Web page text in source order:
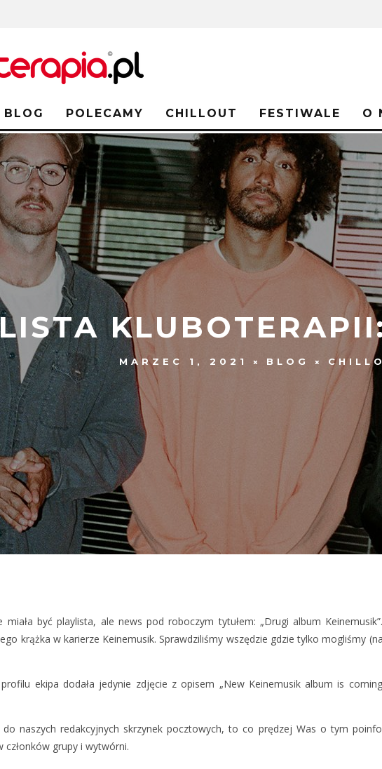
BLOG POLECAMY CHILLOUT FESTIWALE O
MARZEC 1, 2021 BLOG
być playlista, ale news pod roboczym tytułem: „Drugi album
krążka w karierze Keinemusik. Sprawdziliśmy wszędzie gdzie tylko mogliśmy
ekipa dodała jedynie zdjęcie z opisem „New Keinemusik album is
naszych redakcyjnych skrzynek pocztowych, to co prędzej Was o tym
członków grupy i wytwórni.